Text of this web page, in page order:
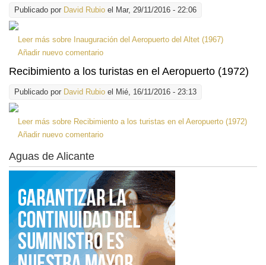
Publicado por David Rubio el Mar, 29/11/2016 - 22:06
Leer más sobre Inauguración del Aeropuerto del Altet (1967)
Añadir nuevo comentario
Recibimiento a los turistas en el Aeropuerto (1972)
Publicado por David Rubio el Mié, 16/11/2016 - 23:13
Leer más sobre Recibimiento a los turistas en el Aeropuerto (1972)
Añadir nuevo comentario
Aguas de Alicante